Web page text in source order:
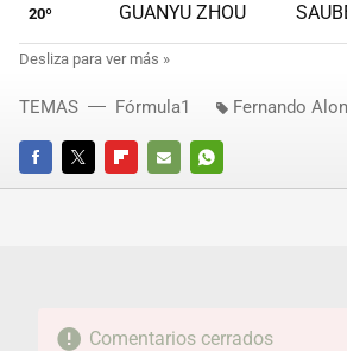
20º GUANYU ZHOU
FACEBOOKTWITTERFLIPBOARD
E-
WHATSAPP
TEMAS Fórmula1 Fernando
Comentarios cerrados